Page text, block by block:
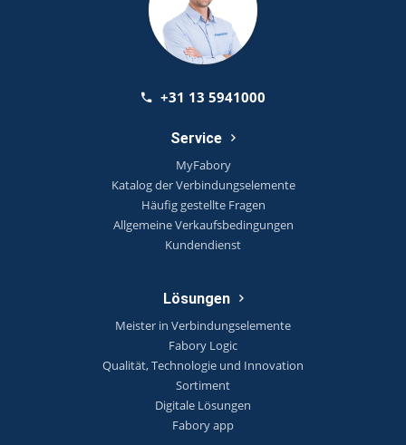
+31 13 5941000
Service
MyFabory
Katalog der Verbindungselemente
Häufig gestellte Fragen
Allgemeine Verkaufsbedingungen
Kundendienst
Lösungen
Meister in Verbindungselemente
Fabory Logic
Qualität, Technologie und Innovation
Sortiment
Digitale Lösungen
Fabory app